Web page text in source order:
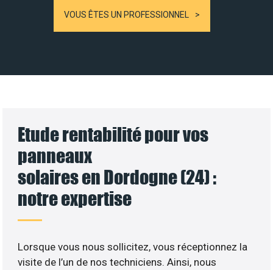
VOUS ÊTES UN PROFESSIONNEL
Etude rentabilité pour vos
panneaux
solaires en Dordogne (24) :
notre expertise
Lorsque vous nous sollicitez, vous réceptionnez la
visite de l’un de nos techniciens. Ainsi, nous